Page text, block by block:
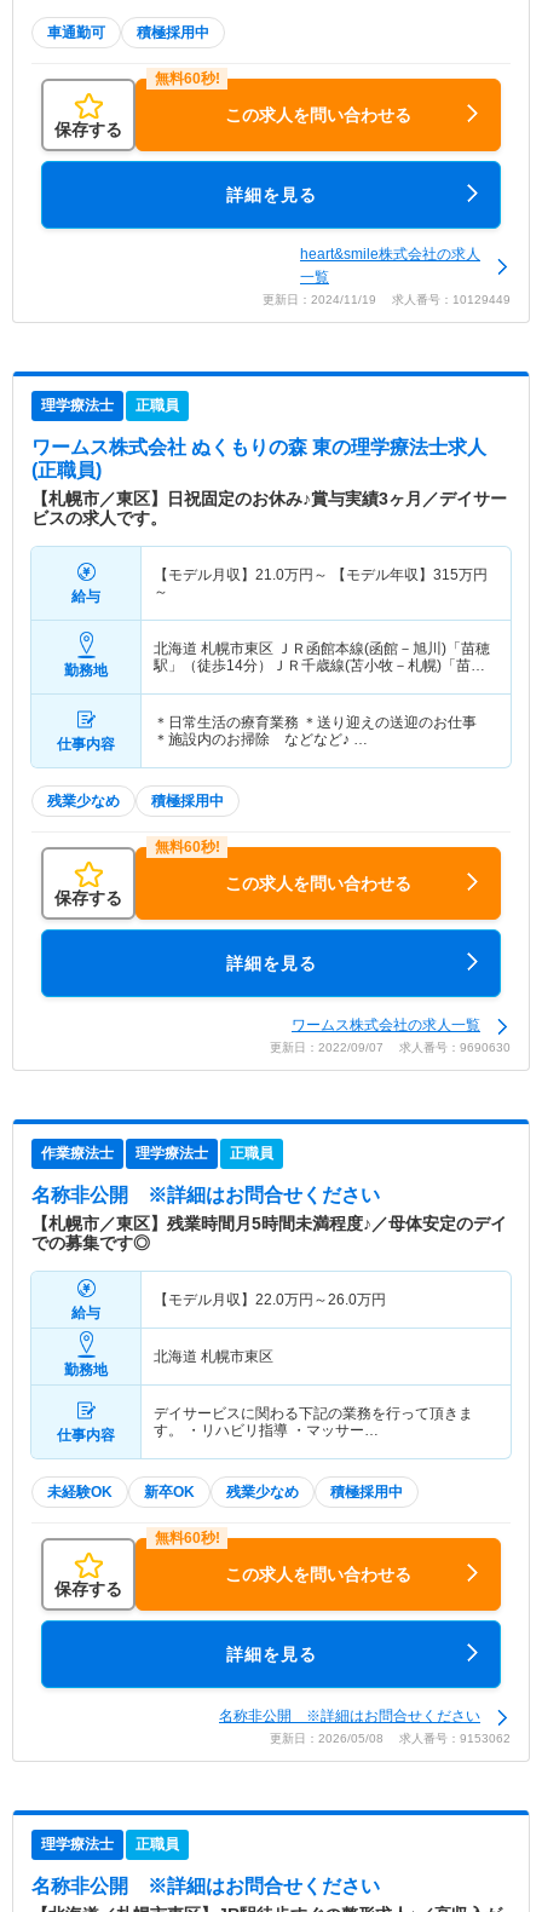
車通勤可 積極採用中
保存する
この求人を問い合わせる
詳細を見る
heart&smile株式会社の求人
一覧
更新日：2024/11/19 求人番号：10129449
理学療法士 正職員
ワームス株式会社 ぬくもりの森 東の理学療法士求人
(正職員)
【札幌市／東区】日祝固定のお休み♪賞与実績3ヶ月／デイサー
ビスの求人です。
給与
【モデル月収】 21.0万円～ 【モデル年収】 315万円
～
勤務地
北海道 札幌市東区 ＪＲ函館本線(函館－旭川)「苗穂
駅」（徒歩14分）ＪＲ千歳線(苫小牧－札幌)「苗穂
仕事内容
＊日常生活の療育業務 ＊送り迎えの送迎のお仕事
＊施設内のお掃除 などなど♪ …
残業少なめ 積極採用中
保存する
この求人を問い合わせる
詳細を見る
ワームス株式会社の求人一覧
更新日：2022/09/07 求人番号：9690630
作業療法士 理学療法士 正職員
名称非公開 ※詳細はお問合せください
【札幌市／東区】残業時間月5時間未満程度♪／母体安定のデイ
での募集です◎
給与
【モデル月収】 22.0万円～26.0万円
勤務地
北海道 札幌市東区
仕事内容
デイサービスに関わる下記の業務を行って頂きま
す。 ・リハビリ指導 ・マッサー…
未経験OK 新卒OK 残業少なめ 積極採用中
保存する
この求人を問い合わせる
詳細を見る
名称非公開 ※詳細はお問合せください
更新日：2026/05/08 求人番号：9153062
理学療法士 正職員
名称非公開 ※詳細はお問合せください